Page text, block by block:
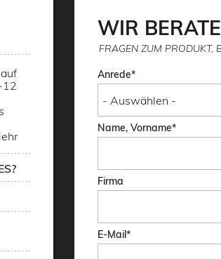
12
WIR
FRAGEN ZUM PRODUKT,
Anrede
Name, Vorname
Firma
E-Mail